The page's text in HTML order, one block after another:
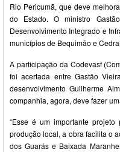
Rio Pericumã, que deve
do Estado. O ministro
Desenvolvimento Integrado e
municípios de Bequimão e
A participação da Codevasf
foi acertada entre Gastão
desenvolvimento Guilherme
companhia, agora, deve fazer
“Esse é um importante
produção local, a obra facilita o
dos Guarás e Baixada